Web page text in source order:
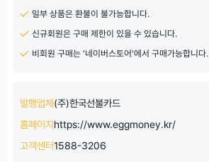
일부 상품은 환불이 불가능합니다.
신규회원은 구매 제한이 있을 수 있습니다.
비회원 구매는 '네이버스토어'에서 구매가능합니다.
발행업체 (주)한국선불카드
홈페이지 https://www.eggmoney.kr/
고객센터1588-3206